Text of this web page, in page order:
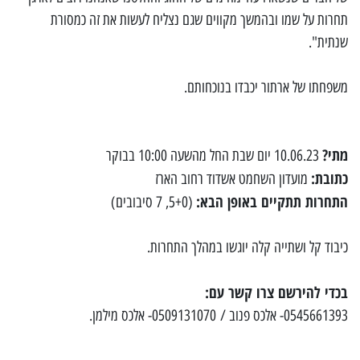
תחרות על שמו ובהמשך מקווים שגם נצליח לעשות את זה כמסורת
שנתית".
משפחתו של ארתור יכבדו בנוכחותם.
מתי?
כתובת: מועדון השחמט אשדוד רחוב הארז
התחרות תתקיים באופן הבא: (5+0, 7 סיבובים)
כיבוד קל ושתייה קלה יוגשו במהלך התחרות.
בכדי להירשם צרו קשר עם:
0545661393- אלכס פנוב / 0509131070- אלכס מילמן.